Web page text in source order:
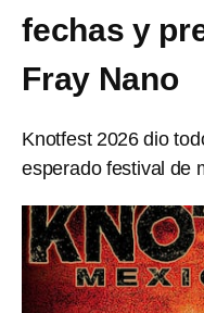
fechas y
Fray Nano
Knotfest 2026 dio
esperado festival de